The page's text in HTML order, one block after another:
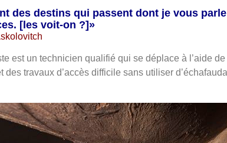
des destins qui passent dont je vous
[les voit-on ?]»
est un technicien qualifié qui se déplace à l’aide
des travaux d’accès difficile sans utiliser